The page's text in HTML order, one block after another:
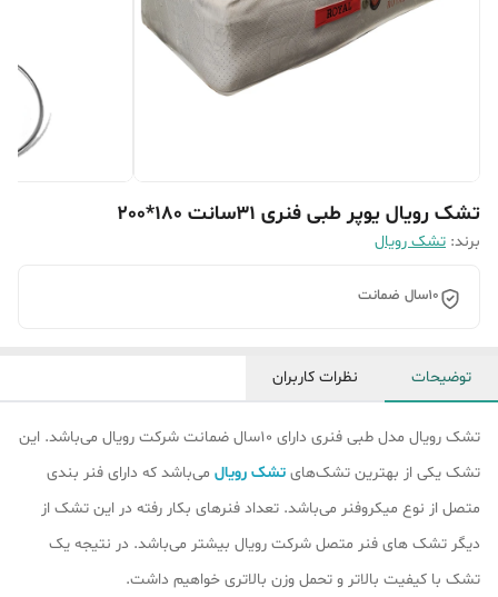
تشک رویال یوپر طبی فنری 31سانت 180*200
برند: تشک رویال
10سال ضمانت
توضیحات نظرات کاربران
تشک رویال مدل طبی فنری دارای 10سال ضمانت شرکت رویال می‌باشد. این
تشک یکی از بهترین تشک‌های تشک رویال می‌باشد که دارای فنر بندی
متصل از نوع میکروفنر می‌باشد. تعداد فنرهای بکار رفته در این تشک از
دیگر تشک ‌های فنر متصل شرکت رویال بیشتر می‌باشد. در نتیجه یک
تشک با کیفیت بالاتر و تحمل وزن بالاتری خواهیم داشت.